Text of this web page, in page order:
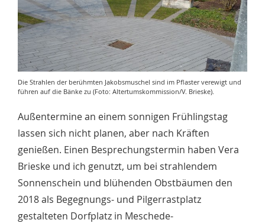
Die Strahlen der berühmten Jakobsmuschel sind im Pflaster verewigt und
führen auf die Bänke zu (Foto: Altertumskommission/V. Brieske).
Außentermine an einem sonnigen Frühlingstag
lassen sich nicht planen, aber nach Kräften
genießen. Einen Besprechungstermin haben Vera
Brieske und ich genutzt, um bei strahlendem
Sonnenschein und blühenden Obstbäumen den
2018 als Begegnungs- und Pilgerrastplatz
gestalteten Dorfplatz in Meschede-